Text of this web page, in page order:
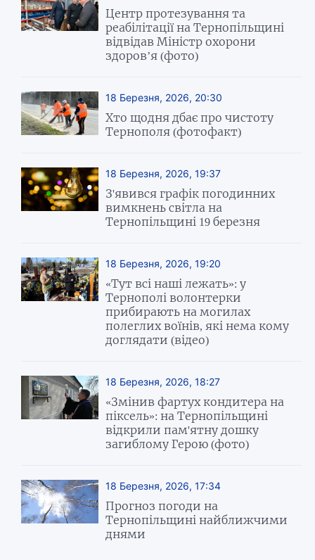
Центр протезування та
реабілітації на Тернопільщині
відвідав Міністр охорони
здоров’я (фото)
18 Березня, 2026, 20:30
Хто щодня дбає про чистоту
Тернополя (фотофакт)
18 Березня, 2026, 19:37
З'явився графік погодинних
вимкнень світла на
Тернопільщині 19 березня
18 Березня, 2026, 19:20
«Тут всі наші лежать»: у
Тернополі волонтерки
прибирають на могилах
полеглих воїнів, які нема кому
доглядати (відео)
18 Березня, 2026, 18:27
«Змінив фартух кондитера на
піксель»: на Тернопільщині
відкрили пам'ятну дошку
загиблому Герою (фото)
18 Березня, 2026, 17:34
Прогноз погоди на
Тернопільщині найближчими
днями